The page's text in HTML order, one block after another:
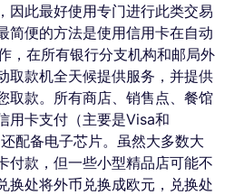
因此最好使用专门进行此类交易
简便的方法是使用信用卡在自动
，在所有银行分支机构和邮局外
取款机全天候提供服务，并提供
取款。所有商店、销售点、餐馆
用卡支付（主要是Visa和
配备电子芯片。虽然大多数大
付款，但一些小型精品店可能不
换处将外币兑换成欧元，兑换处